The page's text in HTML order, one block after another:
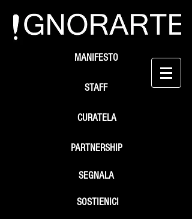
STAFF
SEGNALA
SOSTIENICI
MANIFESTO
PARTNERSHIP
CURATELA